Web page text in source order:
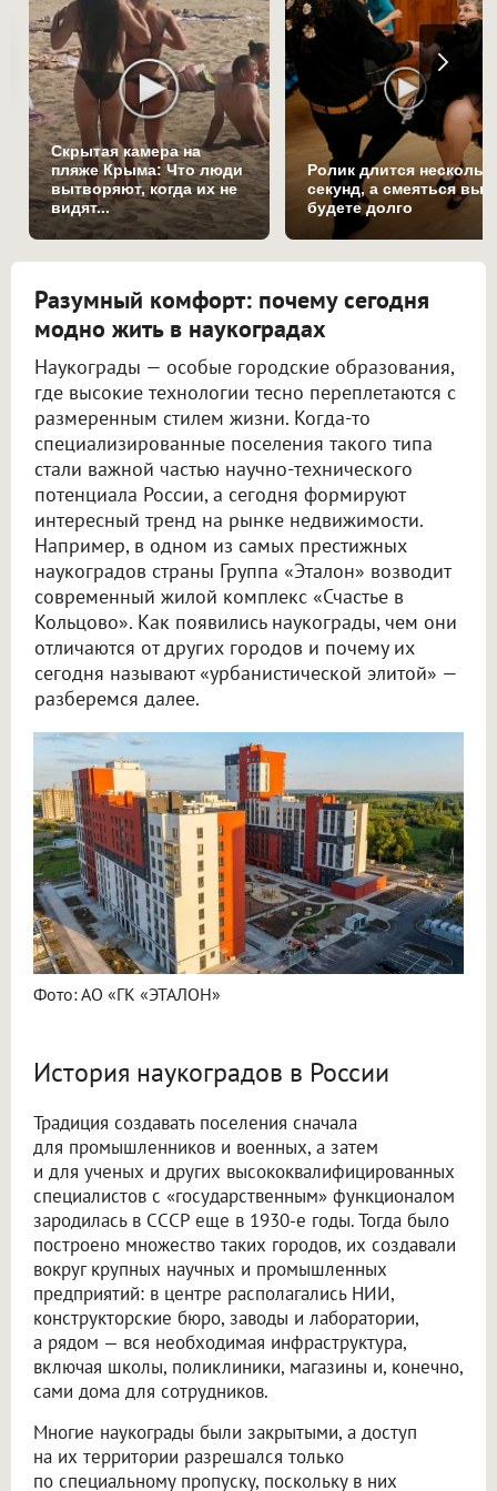
Скрытая камера на
пляже Крыма: Что люди
вытворяют, когда их не
видят...
Ролик длится
секунд, а смеяться вы
будете долго
Разумный комфорт: почему сегодня
модно жить в наукоградах
Наукограды — особые городские образования,
где высокие технологии тесно переплетаются с
размеренным стилем жизни. Когда-то
специализированные поселения такого типа
стали важной частью научно-технического
потенциала России, а сегодня формируют
интересный тренд на рынке недвижимости.
Например, в одном из самых престижных
наукоградов страны Группа «Эталон» возводит
современный жилой комплекс «Счастье в
Кольцово». Как появились наукограды, чем они
отличаются от других городов и почему их
сегодня называют «урбанистической элитой» —
разберемся далее.
Фото: АО «ГК «ЭТАЛОН»
История наукоградов в России
Традиция создавать поселения сначала
для промышленников и военных, а затем
и для ученых и других высококвалифицированных
специалистов с «государственным» функционалом
зародилась в СССР еще в 1930-е годы. Тогда было
построено множество таких городов, их создавали
вокруг крупных научных и промышленных
предприятий: в центре располагались НИИ,
конструкторские бюро, заводы и лаборатории,
а рядом — вся необходимая инфраструктура,
включая школы, поликлиники, магазины и, конечно,
сами дома для сотрудников.
Многие наукограды были закрытыми, а доступ
на их территории разрешался только
по специальному пропуску, поскольку в них